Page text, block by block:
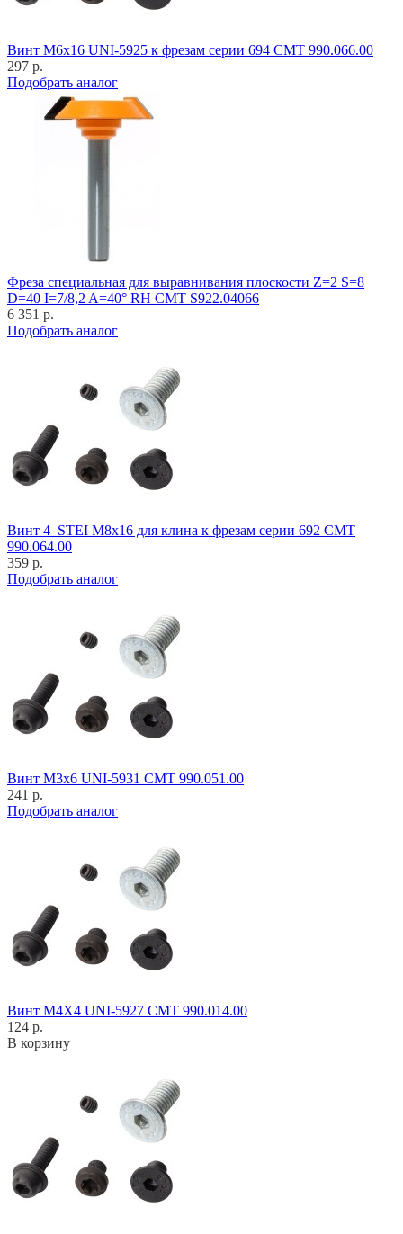
Винт M6x16 UNI-5925 к фрезам серии 694 CMT 990.066.00
297 р.
Подобрать аналог
Фреза специальная для выравнивания плоскости Z=2 S=8
D=40 I=7/8,2 A=40° RH CMT S922.04066
6 351 р.
Подобрать аналог
Винт 4_STEI M8x16 для клина к фрезам серии 692 CMT
990.064.00
359 р.
Подобрать аналог
Винт M3x6 UNI-5931 CMT 990.051.00
241 р.
Подобрать аналог
Винт M4X4 UNI-5927 CMT 990.014.00
124 р.
В корзину